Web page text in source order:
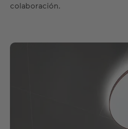
colaboración.